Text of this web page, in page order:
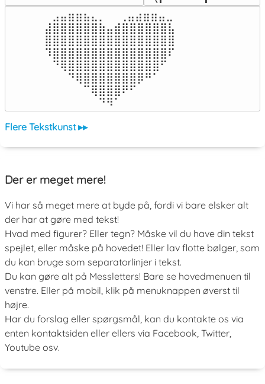
⠀⣠⣤⣶⣶⣦⣄⡀  ⠀⢀⣤⣴⣶⣶⣤⣀⠀
⣼⣿⣿⣿⣿⣿⣿⣷⣤⣾⣿⣿⣿⣿⣿⣿⣧
⣿⣿⣿⣿⣿⣿⣿⣿⣿⣿⣿⣿⣿⣿⣿⣿⣿
⠹⣿⣿⣿⣿⣿⣿⣿⣿⣿⣿⣿⣿⣿⣿⣿⠏
⠀⠙⢿⣿⣿⣿⣿⣿⣿⣿⣿⣿⣿⣿⣿⠋⠀
⠀⠀⠀⠙⢿⣿⣿⣿⣿⣿⣿⣿⡿⠛⠁⠀⠀
⠀⠀⠀⠀⠀⠉⢿⣿⣿⣿⠟⠋⠀⠀⠀⠀⠀
⠀⠀⠀⠀⠀⠀⠀⠙⠻⠁⠀⠀⠀⠀⠀⠀⠀⠀⠀⠀⠀⠀⠀
Flere Tekstkunst ▸▸
Der er meget mere!
Vi har så meget mere at byde på, fordi vi bare elsker alt
der har at gøre med tekst!
Hvad med figurer? Eller tegn? Måske vil du have din tekst
spejlet, eller måske på hovedet! Eller lav flotte bølger, som
du kan bruge som separatorlinjer i tekst.
Du kan gøre alt på Messletters! Bare se hovedmenuen til
venstre. Eller på mobil, klik på menuknappen øverst til
højre.
Har du forslag eller spørgsmål, kan du kontakte os via
enten kontaktsiden eller ellers via Facebook, Twitter,
Youtube osv.